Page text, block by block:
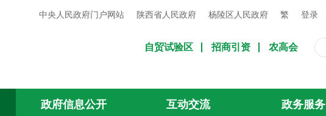
中央人民政府门户网站 陕西省人民政府 杨陵区人民政府 繁 登录
自贸试验区 招商引资 农高会
政府信息公开 互动交流 政务服务